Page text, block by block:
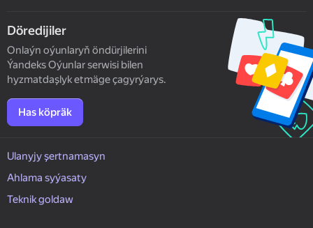
Döredijiler
Onlaýn oýunlaryň öndürjilerini
Ýandeks Oýunlar serwisi bilen
hyzmatdaşlyk etmäge çagyrýarys.
Has köpräk
Ulanyjy şertnamasyn
Ahlama syýasaty
Teknik goldaw